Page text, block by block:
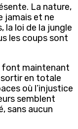
La nature,
jamais et ne
la loi de la jungle
les coups sont
font maintenant
en totale
où l’injustice
semblent
sans aucun